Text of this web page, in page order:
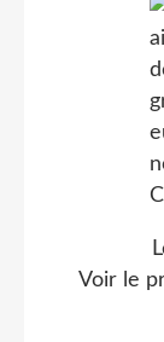
Voir le